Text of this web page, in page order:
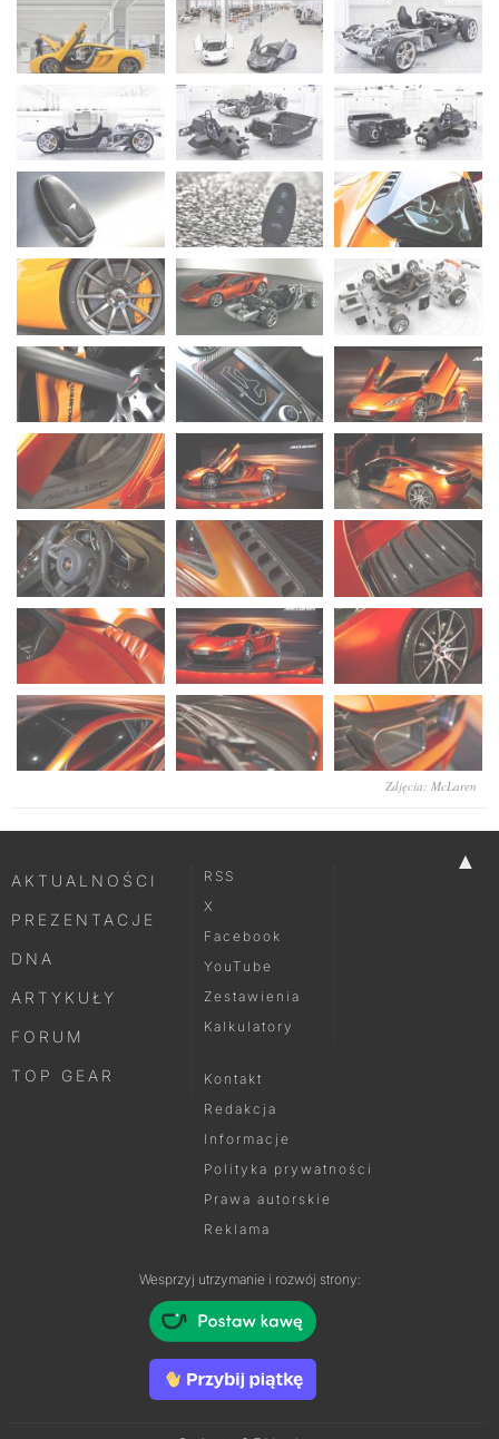
Zdjęcia: McLaren
▲
AKTUALNOŚCI
PREZENTACJE
DNA
ARTYKUŁY
FORUM
TOP GEAR
RSS
X
Facebook
YouTube
Zestawienia
Kalkulatory
Kontakt
Redakcja
Informacje
Polityka prywatności
Prawa autorskie
Reklama
Wesprzyj utrzymanie i rozwój strony: